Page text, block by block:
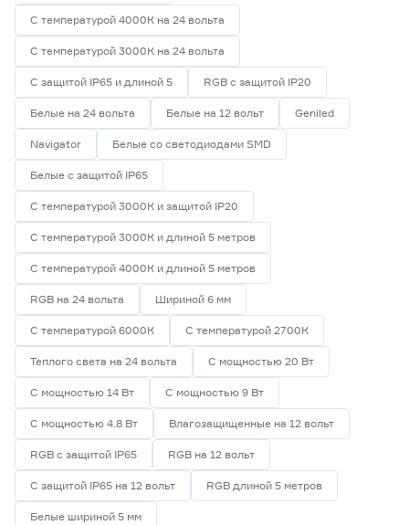
С температурой 4000К на 24 вольта
С температурой 3000К на 24 вольта
С защитой IP65 и длиной 5 RGB с защитой IP20
Белые на 24 вольта Белые на 12 вольт Geniled
Navigator Белые со светодиодами SMD
Белые с защитой IP65
С температурой 3000К и защитой IP20
С температурой 3000К и длиной 5 метров
С температурой 4000К и длиной 5 метров
RGB на 24 вольта Шириной 6 мм
С температурой 6000К С температурой 2700К
Теплого света на 24 вольта С мощностью 20 Вт
С мощностью 14 Вт С мощностью 9 Вт
С мощностью 4.8 Вт Влагозащищенные на 12 вольт
RGB с защитой IP65 RGB на 12 вольт
С защитой IP65 на 12 вольт RGB длиной 5 метров
Белые шириной 5 мм